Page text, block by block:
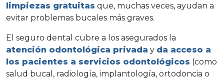
limpiezas gratuitas que, muchas veces, ayudan a
evitar problemas bucales más graves.
El seguro dental cubre a los asegurados la
atención odontológica privada y da acceso a
los pacientes a servicios odontológicos (como
salud bucal, radiología, implantología, ortodoncia o